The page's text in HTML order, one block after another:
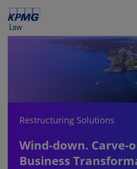
Restructuring Solutions
Wind-down. Carve-
Business